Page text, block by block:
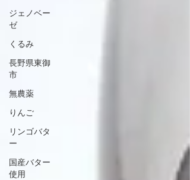
ジェノベー
ゼ
くるみ
長野県東御
市
無農薬
りんご
リンゴバタ
ー
国産バター
使用